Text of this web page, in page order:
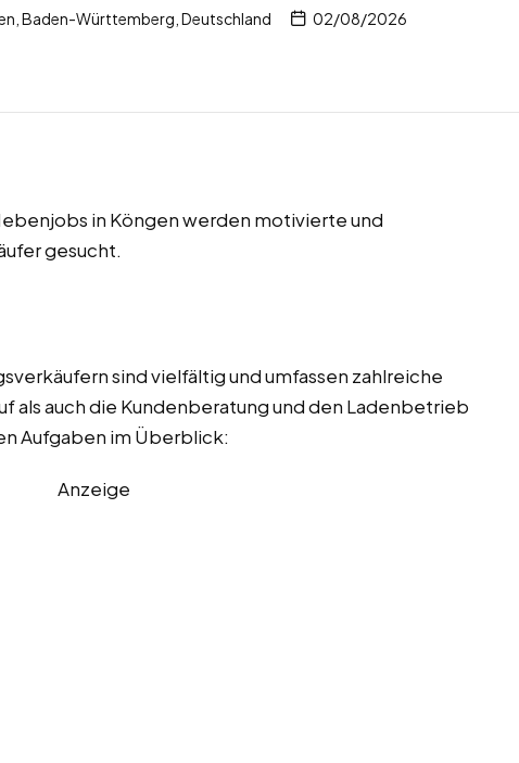
Baden-Württemberg, Deutschland 02/08/2026
in Köngen werden motivierte und
gesucht.
sind vielfältig und umfassen zahlreiche
als auch die Kundenberatung und den Ladenbetrieb
Aufgaben im Überblick:
Anzeige